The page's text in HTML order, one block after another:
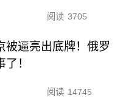
阅读 3705
被逼亮出底牌！俄罗
！
阅读 14745